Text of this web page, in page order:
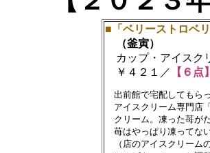
■「ベリーストロベ
（釜寅）
カップ・アイスク
￥４２１／
【６点
出前館で宅配してもら
アイスクリーム専門店
クリーム。凍った苺が
苺はやっぱり凍ってな
（店のアイスクリーム